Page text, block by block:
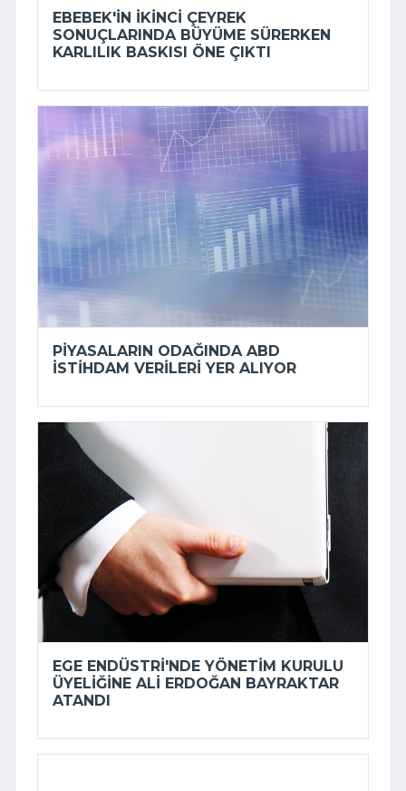
EBEBEK'IN IKINCI ÇEYREK
SONUÇLARINDA BÜYÜME SÜRERKEN
KARLILIK BASKISI ÖNE ÇIKTI
PIYASALARIN ODAĞINDA ABD
ISTIHDAM VERILERI YER ALIYOR
EGE ENDÜSTRI'NDE YÖNETIM KURULU
ÜYELIĞINE ALI ERDOĞAN BAYRAKTAR
ATANDI